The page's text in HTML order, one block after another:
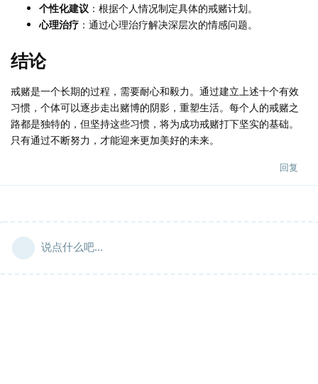
个性化建议 ：根据个人情况制定具体的戒赌计划。
心理治疗 ：通过心理治疗解决深层次的情感问题。
结论
戒赌是一个长期的过程，需要耐心和毅力。通过建立上述十个有效
习惯，个体可以逐步走出赌博的阴影，重塑生活。每个人的戒赌之
路都是独特的，但坚持这些习惯，将为成功戒赌打下坚实的基础。
只有通过不断努力，才能迎来更加美好的未来。
回复
说点什么吧...